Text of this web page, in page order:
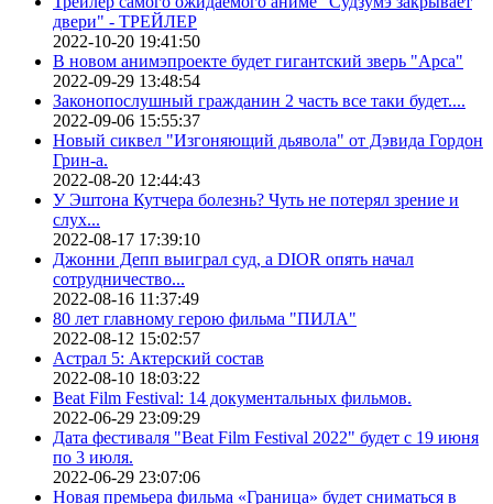
двери" - ТРЕЙЛЕР
2022-10-20 19:41:50
В новом анимэпроекте будет гигантский зверь "Арса"
2022-09-29 13:48:54
Законопослушный гражданин 2 часть все таки будет....
2022-09-06 15:55:37
Новый сиквел "Изгоняющий дьявола" от Дэвида Гордон
Грин-а.
2022-08-20 12:44:43
У Эштона Кутчера болезнь? Чуть не потерял зрение и
слух...
2022-08-17 17:39:10
Джонни Депп выиграл суд, а DIOR опять начал
сотрудничество...
2022-08-16 11:37:49
80 лет главному герою фильма "ПИЛА"
2022-08-12 15:02:57
Астрал 5: Актерский состав
2022-08-10 18:03:22
Beat Film Festival: 14 документальных фильмов.
2022-06-29 23:09:29
Дата фестиваля "Beat Film Festival 2022" будет с 19 июня
по 3 июля.
2022-06-29 23:07:06
Новая премьера фильма «Граница» будет сниматься в